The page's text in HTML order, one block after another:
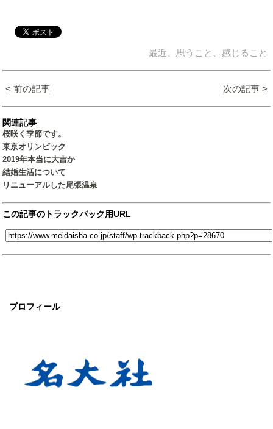
プロフィール
最近、思うこと、感じること
< 前の記事 次の記事 >
関連記事
桜咲く季節です。
東京オリンピック
2019年本当に大吉か
結婚生活について
リニューアルした尾張温泉
この記事のトラックバック用URL